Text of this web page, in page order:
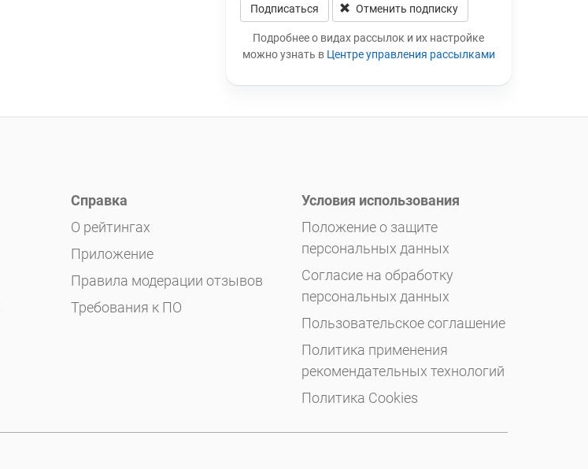
Подписаться Отменить подписку
Leave this field blank
Подробнее о видах рассылок и их настройке
можно узнать в Центре управления рассылками
Справка
О рейтингах
Приложение
Правила модерации отзывов
Требования к ПО
Условия использования
Положение о защите
персональных данных
Согласие на обработку
персональных данных
Пользовательское соглашение
Политика применения
рекомендательных технологий
Политика Cookies